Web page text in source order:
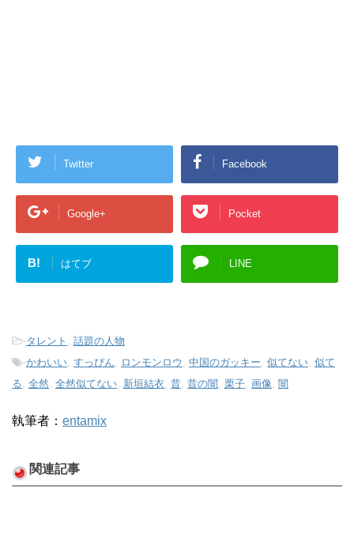
Twitter Facebook
Google+ Pocket
B! はてブ LINE
-タレント
話題の人物
-かわいい すっぴん ロンモンロウ 中国のガッキー 似てない 似て
る 全然 全然似てない 新垣結衣 昔 昔の闇 栗子 画像 闇
執筆者： entamix
関連記事